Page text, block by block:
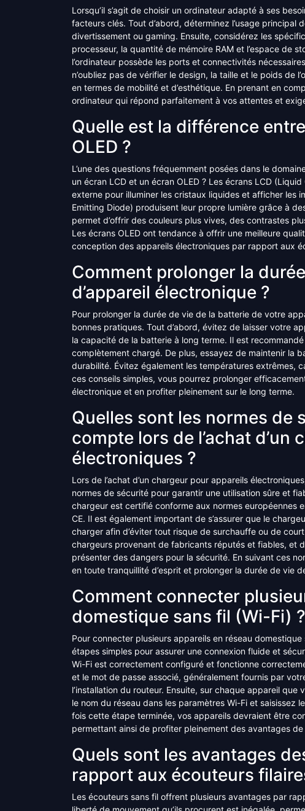
Lorsqu’il s’agit de choisir un ordinateur adapté à ses
facteurs clés. Tout d’abord, déterminez l’usage principal
divertissement ou gaming. Ensuite, considérez les
processeur, la quantité de mémoire RAM et l’espace de
l’ordinateur possède les ports et connectivités
n’oubliez pas de vérifier le design, la taille et le poids de
en termes de mobilité et d’esthétique. En prenant en
ordinateur qui répond parfaitement à vos attentes et
Quelle est la différence
OLED ?
L’une des questions fréquemment posées dans le
un écran LCD et un écran OLED ? Les écrans LCD
externe pour illuminer les cristaux liquides et afficher les
Emitting Diode) produisent leur propre lumière grâce à
permet d’offrir des couleurs plus vives, des contrastes
Les écrans OLED ont tendance à offrir une meilleure
conception des appareils électroniques par rapport aux
Comment prolonger la
d’appareil électronique ?
Pour prolonger la durée de vie de la batterie de votre
bonnes pratiques. Tout d’abord, évitez de laisser votre
la capacité de la batterie à long terme. Il est
complètement chargé. De plus, essayez de maintenir la
durabilité. Évitez également les températures extrêmes,
ces conseils simples, vous pourrez prolonger
électronique et en profiter pleinement sur le long terme.
Quelles sont les normes de
compte lors de l’achat d’un
électroniques ?
Lors de l’achat d’un chargeur pour appareils
normes de sécurité pour garantir une utilisation sûre et
chargeur est certifié conforme aux normes européennes
CE. Il est également important de s’assurer que le
charger afin d’éviter tout risque de surchauffe ou de
chargeurs provenant de fabricants réputés et fiables, et
présenter des dangers pour la sécurité. En suivant ces
en toute tranquillité d’esprit et prolonger la durée de vie
Comment connecter
domestique sans fil (Wi-Fi) ?
Pour connecter plusieurs appareils en réseau
étapes simples pour assurer une connexion fluide et
Wi-Fi est correctement configuré et fonctionne
et le mot de passe associé, généralement fournis par
l’installation du routeur. Ensuite, sur chaque appareil
le nom du réseau dans les paramètres Wi-Fi et saisissez
fois cette étape terminée, vos appareils devraient être
permettant ainsi de profiter pleinement des avantages
Quels sont les avantages
rapport aux écouteurs
Les écouteurs sans fil offrent plusieurs avantages par